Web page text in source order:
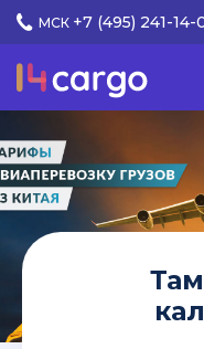
МСК +7 (495) 241-14-